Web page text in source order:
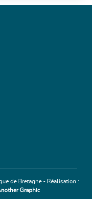
de Bretagne - Réalisation :
Graphic